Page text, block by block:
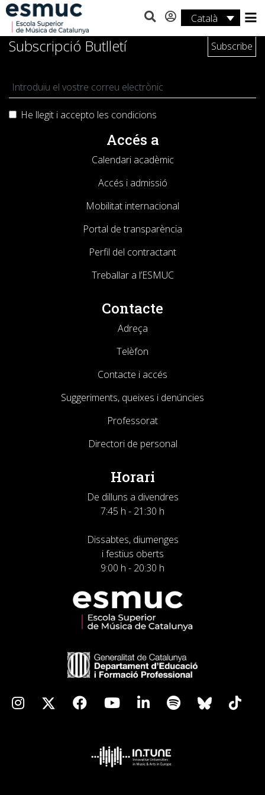
Català
Estudis
Serveis
Activitats
Subscripció Butlletí
He llegit i accepto les condicions
Accés a
Calendari acadèmic
Accés i admissió
Mobilitat internacional
Portal de transparència
Perfil del contractant
Treballar a l’ESMUC
Contacte
Adreça
Telèfon
Contacte i accés
Suggeriments, queixes i denúncies
Professorat
Directori de personal
Horari
De dilluns a divendres
7:45 h - 21:30 h
Dissabtes, diumenges
i festius oberts
9:00 h - 20:30 h